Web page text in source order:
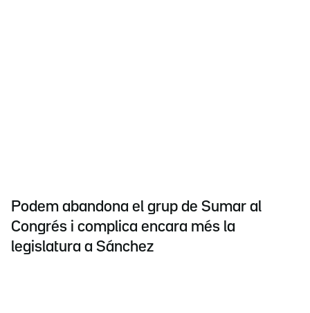
Podem abandona el grup de Sumar al
Congrés i complica encara més la
legislatura a Sánchez